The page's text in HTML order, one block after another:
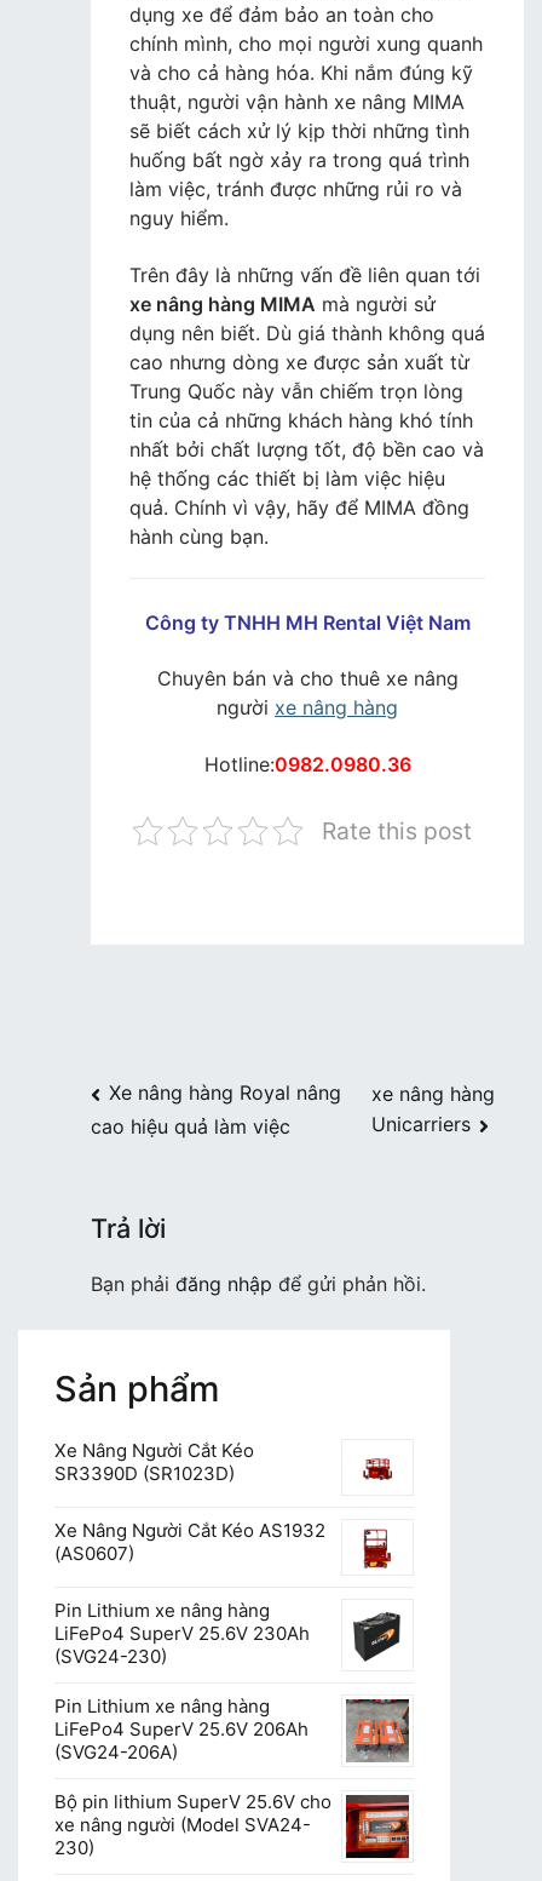
dụng xe để đảm bảo an toàn cho
chính mình, cho mọi người xung quanh
và cho cả hàng hóa. Khi nắm đúng kỹ
thuật, người vận hành xe nâng MIMA
sẽ biết cách xử lý kịp thời những tình
huống bất ngờ xảy ra trong quá trình
làm việc, tránh được những rủi ro và
nguy hiểm.
Trên đây là những vấn đề liên quan tới
xe nâng hàng MIMA mà người sử
dụng nên biết. Dù giá thành không quá
cao nhưng dòng xe được sản xuất từ
Trung Quốc này vẫn chiếm trọn lòng
tin của cả những khách hàng khó tính
nhất bởi chất lượng tốt, độ bền cao và
hệ thống các thiết bị làm việc hiệu
quả. Chính vì vậy, hãy để MIMA đồng
hành cùng bạn.
Công ty TNHH MH Rental Việt Nam
Chuyên bán và cho thuê xe nâng
người xe nâng hàng
Hotline:0982.0980.36
Rate this post
Điều
hướng
viết
Xe nâng hàng Royal nâng
cao hiệu quả làm việc
xe nâng hàng
Unicarriers
Trả lời
Bạn phải đăng nhập để gửi phản hồi.
Sản phẩm
Xe Nâng Người Cắt Kéo
SR3390D (SR1023D)
Xe Nâng Người Cắt Kéo AS1932
(AS0607)
Pin Lithium xe nâng hàng
LiFePo4 SuperV 25.6V 230Ah
(SVG24-230)
Pin Lithium xe nâng hàng
LiFePo4 SuperV 25.6V 206Ah
(SVG24-206A)
Bộ pin lithium SuperV 25.6V cho
xe nâng người (Model SVA24-
230)